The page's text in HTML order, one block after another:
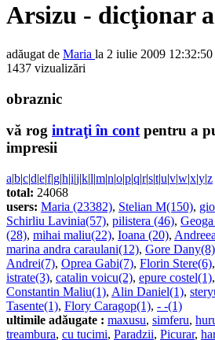
Arsizu - dicţionar
adăugat de Maria la 2 iulie 2009 12:32:50
1437 vizualizări
obraznic
vă rog intraţi în contpentru a
impresii
a|b|c|d|e|f|g|h|i|j|k|l|m|n|o|p|q|r|s|t|u|v|w|x|y|z
total: 24068
users: Maria (23382), Stelian M(150),
Schirliu Lavinia(57), pilistera (46),
(28), mihai maliu(22), Ioana (20),
marina andra caraulani(12), Gore Dany(8)
Andrei(7), Oprea Gabi(7), Florin Stere(6),
istrate(3), catalin voicu(2), epure costel(1),
Constantin Maliu(1), Alin Daniel(1),
Tasente(1), Flory Caragop(1), - -(1)
ultimile adăugate : maxusu, simferu,
treambura, cu tucimi, Paradzii, Picurar,